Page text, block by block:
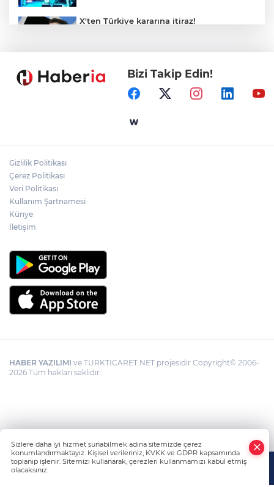
X'ten Türkiye kararına itiraz!
mahkemeye taşındı
Mersin'de 4 merkez ilçeye güçlü yağmur
suyu yatırımı
Türk Kayak Merkezleri Birliği'nin 3'üncü
Bizi Takip Edin!
Gizlilik Politikası
Çerez Politikası
Veri Politikası
Kullanım Şartnamesi
Künye
İletişim
HABER YAZILIMI ve TURKTICARET.NET projesidir Copyright© 2006-
2026 Tüm hakları saklıdır.
Sizlere daha iyi hizmet sunabilmek adına sitemizde çerez
konumlandırmaktayız. Kişisel verileriniz, KVKK ve GDPR kapsamında
toplanıp işlenir. Sitemizi kullanarak, çerezleri kullanmamızı kabul etmiş
olacaksınız.